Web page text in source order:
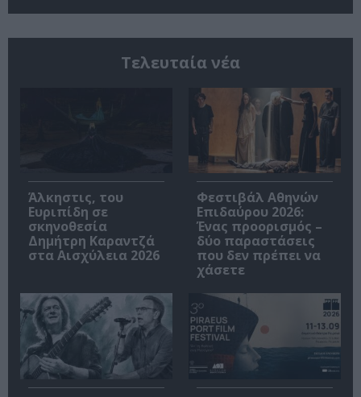
Τελευταία νέα
Άλκηστις, του
Ευριπίδη σε
σκηνοθεσία
Δημήτρη Καραντζά
στα Αισχύλεια 2026
Φεστιβάλ Αθηνών
Επιδαύρου 2026:
Ένας προορισμός –
δύο παραστάσεις
που δεν πρέπει να
χάσετε